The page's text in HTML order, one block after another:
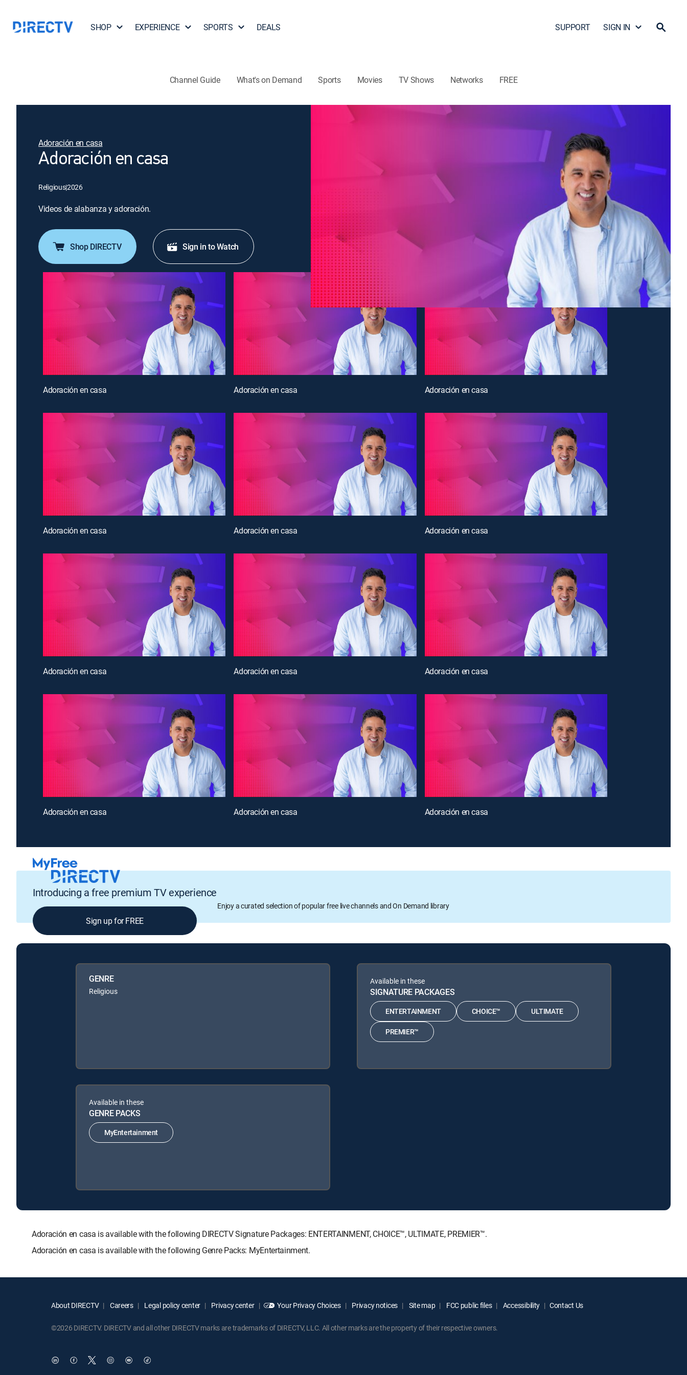
SHOP EXPERIENCE SPORTS DEALS SUPPORT SIGN IN
Channel Guide What's on Demand Sports Movies TV Shows Networks FREE
Adoración en casa
Adoración en casa
Religious|2026
Videos de alabanza y adoración.
Shop DIRECTV Sign in to Watch
Adoración en casa Adoración en casa Adoración en casa
Adoración en casa Adoración en casa Adoración en casa
Adoración en casa Adoración en casa Adoración en casa
Adoración en casa Adoración en casa Adoración en casa
Introducing a free premium TV experience
Enjoy a curated selection of popular free live channels and On Demand library
Sign up for FREE
GENRE
Religious
Available in these
SIGNATURE PACKAGES
ENTERTAINMENT CHOICE™ ULTIMATE
PREMIER™
Available in these
GENRE PACKS
MyEntertainment
Adoración en casa is available with the following DIRECTV Signature Packages: ENTERTAINMENT, CHOICE™, ULTIMATE, PREMIER™.
Adoración en casa is available with the following Genre Packs: MyEntertainment.
About DIRECTV Careers Legal policy center Privacy center Your Privacy Choices Privacy notices Site map FCC public files Accessibility Contact Us
©2026 DIRECTV. DIRECTV and all other DIRECTV marks are trademarks of DIRECTV, LLC. All other marks are the property of their respective owners.